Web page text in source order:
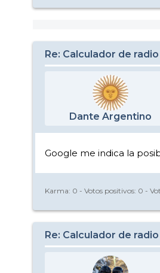
Re: Calculador de
Dante Argentino
Google me indica la
Karma: 0 - Votos positivos: 0 -
Re: Calculador de